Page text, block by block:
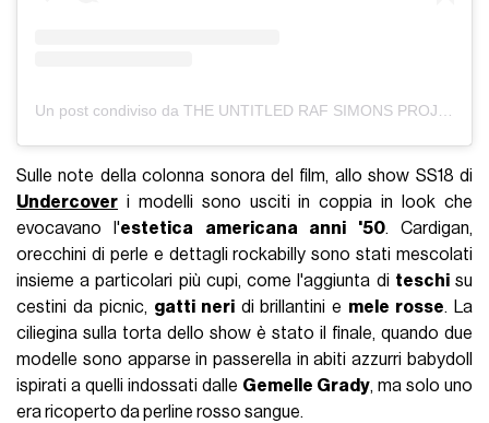
Un post condiviso da THE UNTITLED RAF SIMONS PROJECT (@firsttimesworldwide)
Sulle note della colonna sonora del film, allo show SS18 di
Undercover i modelli sono usciti in coppia in look che
evocavano l'estetica americana anni '50. Cardigan,
orecchini di perle e dettagli rockabilly sono stati mescolati
insieme a particolari più cupi, come l'aggiunta di teschisu
cestini da picnic, gatti neridi brillantini e mele rosse. La
ciliegina sulla torta dello show è stato il finale, quando due
modelle sono apparse in passerella in abiti azzurri babydoll
ispirati a quelli indossati dalle Gemelle Grady, ma solo uno
era ricoperto da perline rosso sangue.